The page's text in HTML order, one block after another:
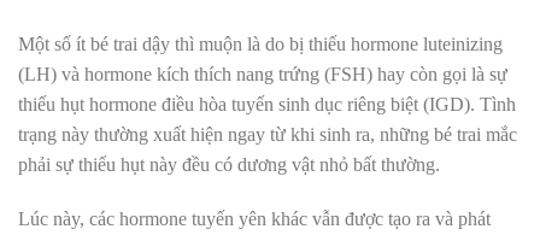
Một số ít bé trai dậy thì muộn là do bị thiếu hormone luteinizing
(LH) và hormone kích thích nang trứng (FSH) hay còn gọi là sự
thiếu hụt hormone điều hòa tuyến sinh dục riêng biệt (IGD). Tình
trạng này thường xuất hiện ngay từ khi sinh ra, những bé trai mắc
phải sự thiếu hụt này đều có dương vật nhỏ bất thường.
Lúc này, các hormone tuyến yên khác vẫn được tạo ra và phát